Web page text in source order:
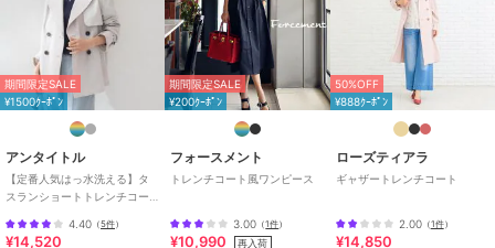
アウター・ジャケット・コート
／トレンチコート
カラー
00ブラック、12ライトベージュ、
29ダークブラウン、24グレイッシ
ュベージュ、19ダークグレー
素材
ポリエステル100%(裏地)ポリエス
商品のお取り扱い方法
期間限定SALE
¥1500ｸｰﾎﾟﾝ
アンタイトル
【定番人気はっ水洗える】タ
スランショートトレンチコー
4.40 （5件）
¥14,520
期間限定SALE
¥200ｸｰﾎﾟﾝ
フォースメント
トレンチコート風ワンピース
3.00 （1件）
¥10,990 再入荷
50%OFF
¥888ｸｰﾎﾟﾝ
ローズティアラ
ギャザートレンチコート
2.00（1件）
¥14,850